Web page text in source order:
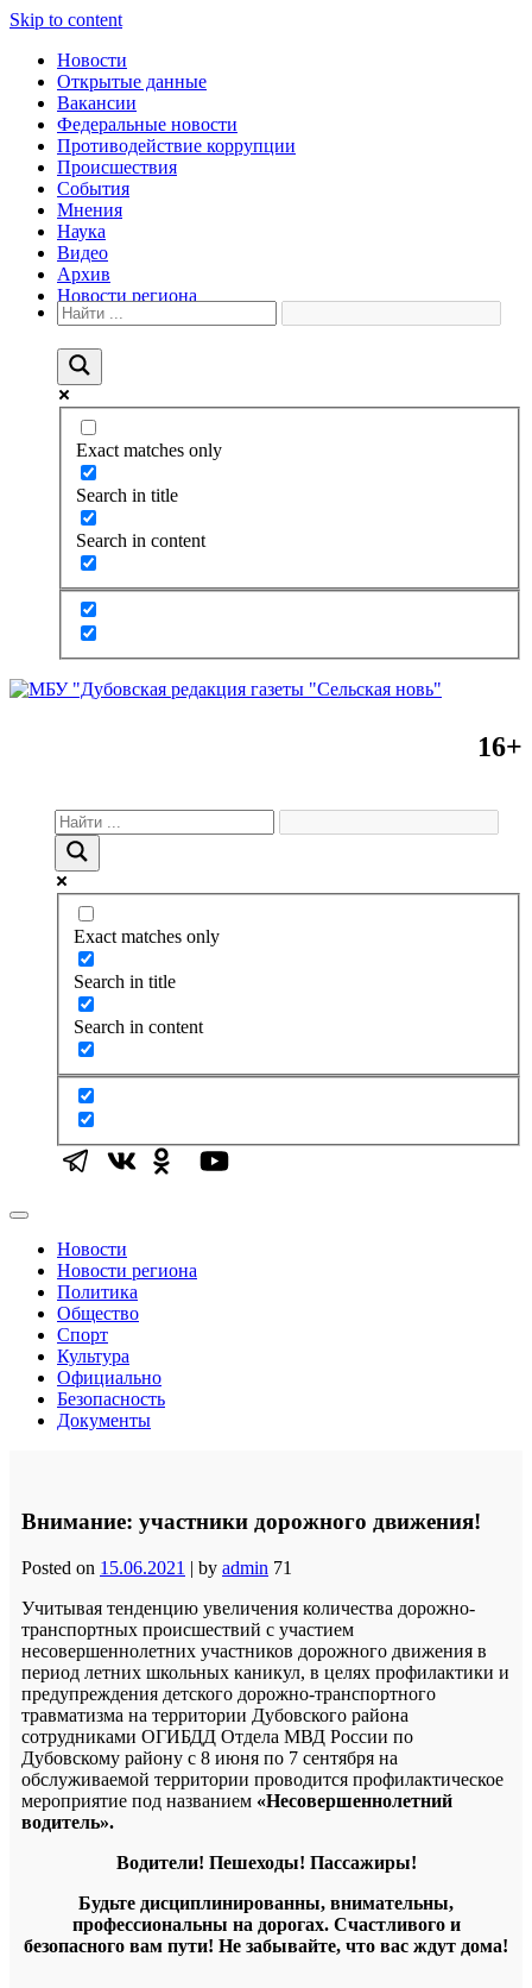
Skip to content
Новости
Открытые данные
Вакансии
Федеральные новости
Противодействие коррупции
Происшествия
События
Мнения
Наука
Видео
Архив
Новости региона
Exact matches only
Search in title
Search in content
16+
Exact matches only
Search in title
Search in content
Новости
Новости региона
Политика
Общество
Спорт
Культура
Официально
Безопасность
Документы
Внимание: участники дорожного движения!
Posted on 15.06.2021 | by admin 71
Учитывая тенденцию увеличения количества дорожно-
транспортных происшествий с участием
несовершеннолетних участников дорожного движения в
период летних школьных каникул, в целях профилактики и
предупреждения детского дорожно-транспортного
травматизма на территории Дубовского района
сотрудниками ОГИБДД Отдела МВД России по
Дубовскому району с 8 июня по 7 сентября на
обслуживаемой территории проводится профилактическое
мероприятие под названием «Несовершеннолетний
водитель».
Водители! Пешеходы! Пассажиры!
Будьте дисциплинированны, внимательны,
профессиональны на дорогах. Счастливого и
безопасного вам пути! Не забывайте, что вас ждут дома!